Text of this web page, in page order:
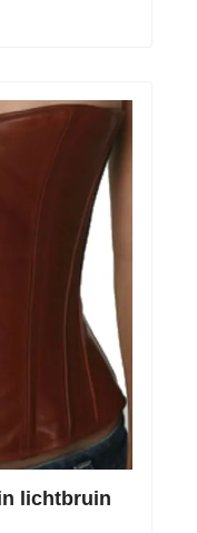
lichtbruin